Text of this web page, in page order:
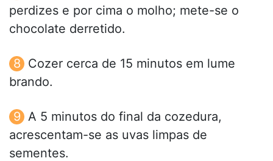
perdizes e por cima o molho; mete-se o
chocolate derretido.
Cozer cerca de 15 minutos em lume
brando.
A 5 minutos do final da cozedura,
acrescentam-se as uvas limpas de
sementes.